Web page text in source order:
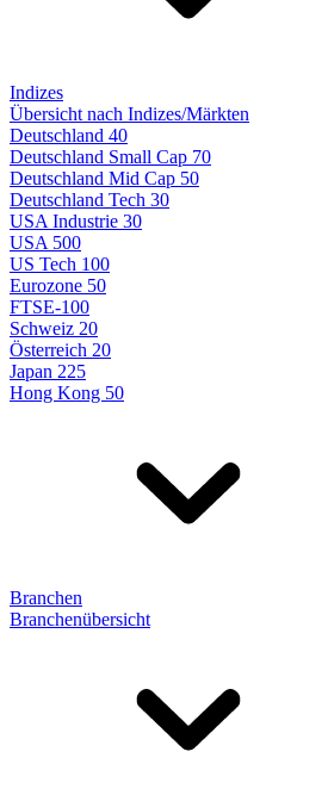
Indizes
Übersicht nach Indizes/Märkten
Deutschland 40
Deutschland Small Cap 70
Deutschland Mid Cap 50
Deutschland Tech 30
USA Industrie 30
USA 500
US Tech 100
Eurozone 50
FTSE-100
Schweiz 20
Österreich 20
Japan 225
Hong Kong 50
Branchen
Branchenübersicht